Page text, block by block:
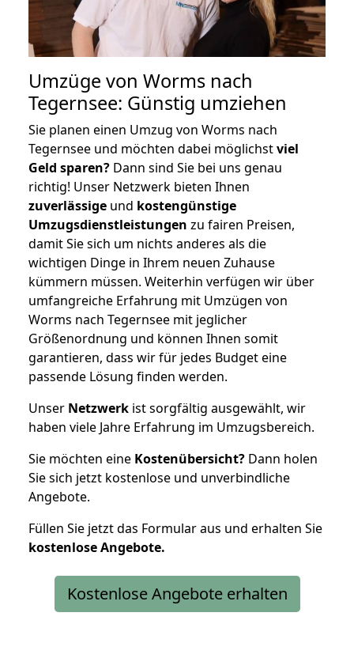
Umzüge von Worms nach
Tegernsee: Günstig umziehen
Sie planen einen Umzug von Worms nach
Tegernsee und möchten dabei möglichstviel
Geld sparen? Dann sind Sie bei uns genau
richtig! Unser Netzwerk bieten Ihnen
zuverlässige und kostengünstige
Umzugsdienstleistungen zu fairen Preisen,
damit Sie sich um nichts anderes als die
wichtigen Dinge in Ihrem neuen Zuhause
kümmern müssen. Weiterhin verfügen wir über
umfangreiche Erfahrung mit Umzügen von
Worms nach Tegernsee mit jeglicher
Größenordnung und können Ihnen somit
garantieren, dass wir für jedes Budget eine
passende Lösung finden werden.
Unser Netzwerk ist sorgfältig ausgewählt, wir
haben viele Jahre Erfahrung im Umzugsbereich.
Sie möchten eine Kostenübersicht? Dann holen
Sie sich jetzt kostenlose und unverbindliche
Angebote.
Füllen Sie jetzt das Formular aus und erhalten Sie
kostenloseAngebote.
Kostenlose Angebote erhalten